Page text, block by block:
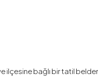
ilçesine bağlı bir tatil